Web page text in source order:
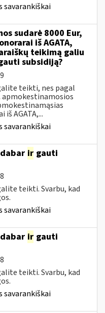
savarankiškai
sudarė 8000 Eur,
iš AGATA,
teikimą galiu
subsidiją?
teikti, nes pagal
apmokestinamosios
AGATA,...
savarankiškai
ir gauti
teikti. Svarbu, kad
savarankiškai
ir gauti
teikti. Svarbu, kad
savarankiškai